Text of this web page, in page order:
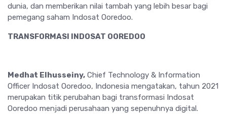
dunia, dan memberikan nilai tambah yang lebih besar bagi
pemegang saham Indosat Ooredoo.
TRANSFORMASI INDOSAT OOREDOO
Medhat Elhusseiny, Chief Technology & Information
Officer Indosat Ooredoo, Indonesia mengatakan, tahun 2021
merupakan titik perubahan bagi transformasi Indosat
Ooredoo menjadi perusahaan yang sepenuhnya digital.